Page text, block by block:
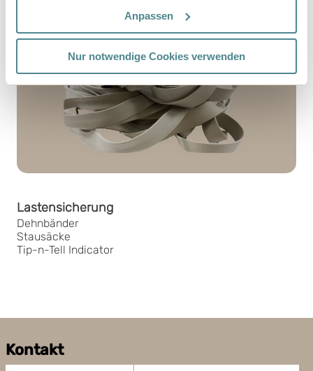
Anpassen
Nur notwendige Cookies verwenden
Lastensicherung
Dehnbänder
Stausäcke
Tip-n-Tell Indicator
Kontakt